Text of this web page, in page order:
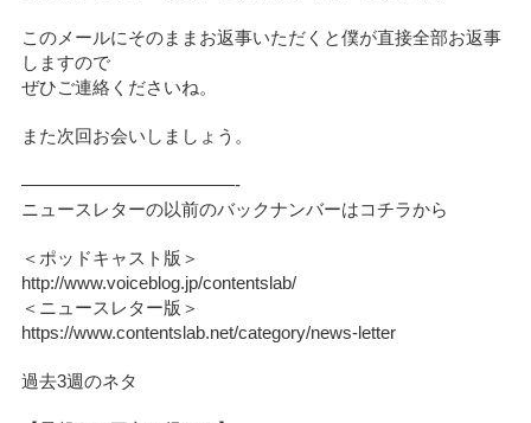
このメールにそのままお返事いただくと僕が直接全部お返事
しますので
ぜひご連絡くださいね。
また次回お会いしましょう。
————————————-
ニュースレターの以前のバックナンバーはコチラから
＜ポッドキャスト版＞
http://www.voiceblog.jp/contentslab/
＜ニュースレター版＞
https://www.contentslab.net/category/news-letter
過去3週のネタ